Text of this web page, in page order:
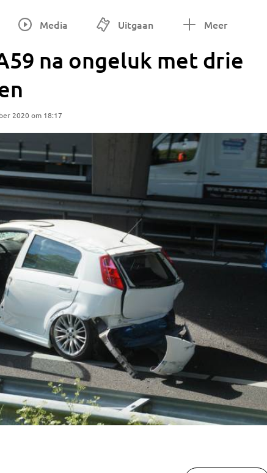
Media Uitgaan Meer
na ongeluk met drie
2020 om 18:17